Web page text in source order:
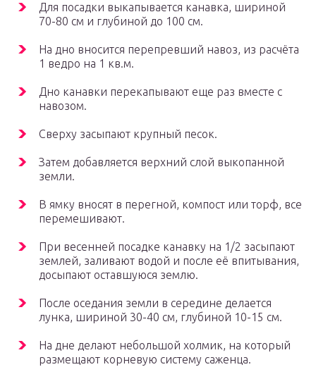
Для посадки выкапывается канавка, шириной
70-80 см и глубиной до 100 см.
На дно вносится перепревший навоз, из расчёта
1 ведро на 1 кв.м.
Дно канавки перекапывают еще раз вместе с
навозом.
Сверху засыпают крупный песок.
Затем добавляется верхний слой выкопанной
земли.
В ямку вносят в перегной, компост или торф, все
перемешивают.
При весенней посадке канавку на 1/2 засыпают
землей, заливают водой и после её впитывания,
досыпают оставшуюся землю.
После оседания земли в середине делается
лунка, шириной 30-40 см, глубиной 10-15 см.
На дне делают небольшой холмик, на который
размещают корневую систему саженца.